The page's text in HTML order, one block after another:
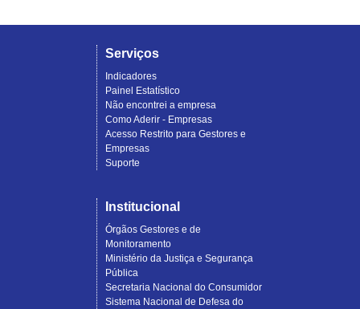
Serviços
Indicadores
Painel Estatístico
Não encontrei a empresa
Como Aderir - Empresas
Acesso Restrito para Gestores e
Empresas
Suporte
Institucional
Órgãos Gestores e de
Monitoramento
Ministério da Justiça e Segurança
Pública
Secretaria Nacional do Consumidor
Sistema Nacional de Defesa do